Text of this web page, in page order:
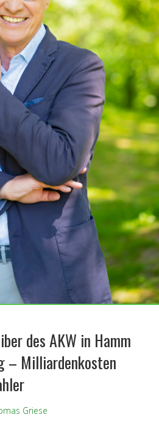
des AKW in Hamm
– Milliardenkosten
Griese